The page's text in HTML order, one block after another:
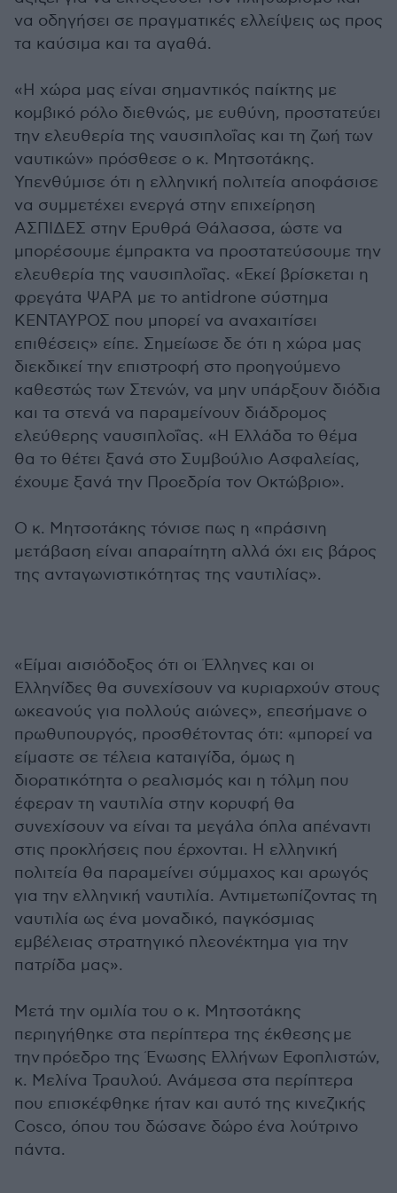
να οδηγήσει σε πραγματικές ελλείψεις ως προς
τα καύσιμα και τα αγαθά.
«Η χώρα μας είναι σημαντικός παίκτης με
κομβικό ρόλο διεθνώς, με ευθύνη, προστατεύει
την ελευθερία της ναυσιπλοΐας και τη ζωή των
ναυτικών» πρόσθεσε ο κ. Μητσοτάκης.
Υπενθύμισε ότι η ελληνική πολιτεία αποφάσισε
να συμμετέχει ενεργά στην επιχείρηση
ΑΣΠΙΔΕΣ στην Ερυθρά Θάλασσα, ώστε να
μπορέσουμε έμπρακτα να προστατεύσουμε την
ελευθερία της ναυσιπλοΐας. «Εκεί βρίσκεται η
φρεγάτα ΨΑΡΑ με το antidrone σύστημα
ΚΕΝΤΑΥΡΟΣ που μπορεί να αναχαιτίσει
επιθέσεις» είπε. Σημείωσε δε ότι η χώρα μας
διεκδικεί την επιστροφή στο προηγούμενο
καθεστώς των Στενών, να μην υπάρξουν διόδια
και τα στενά να παραμείνουν διάδρομος
ελεύθερης ναυσιπλοΐας. «Η Ελλάδα το θέμα
θα το θέτει ξανά στο Συμβούλιο Ασφαλείας,
έχουμε ξανά την Προεδρία τον Οκτώβριο».
Ο κ. Μητσοτάκης τόνισε πως η «πράσινη
μετάβαση είναι απαραίτητη αλλά όχι εις βάρος
της ανταγωνιστικότητας της ναυτιλίας».
«Είμαι αισιόδοξος ότι οι Έλληνες και οι
Ελληνίδες θα συνεχίσουν να κυριαρχούν στους
ωκεανούς για πολλούς αιώνες», επεσήμανε ο
πρωθυπουργός, προσθέτοντας ότι: «μπορεί να
είμαστε σε τέλεια καταιγίδα, όμως η
διορατικότητα ο ρεαλισμός και η τόλμη που
έφεραν τη ναυτιλία στην κορυφή θα
συνεχίσουν να είναι τα μεγάλα όπλα απέναντι
στις προκλήσεις που έρχονται. Η ελληνική
πολιτεία θα παραμείνει σύμμαχος και αρωγός
για την ελληνική ναυτιλία. Αντιμετωπίζοντας τη
ναυτιλία ως ένα μοναδικό, παγκόσμιας
εμβέλειας στρατηγικό πλεονέκτημα για την
πατρίδα μας».
Μετά την ομιλία του ο κ. Μητσοτάκης
περιηγήθηκε στα περίπτερα της έκθεσης με
την πρόεδρο της Ένωσης Ελλήνων Εφοπλιστών,
κ. Μελίνα Τραυλού. Ανάμεσα στα περίπτερα
που επισκέφθηκε ήταν και αυτό της κινεζικής
Cosco, όπου του δώσανε δώρο ένα λούτρινο
πάντα.